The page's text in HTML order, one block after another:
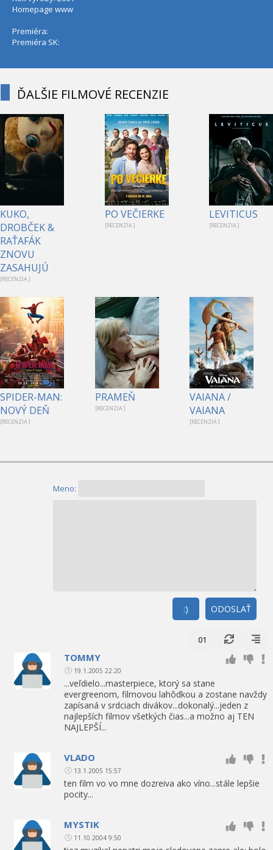
Homepage www
Premiéra:
Premiéra SK:
ĎALŠIE FILMOVÉ RECENZIE
KUKO,
DROBČEK &
RAŤAFÁK
ZNOVU
ZASAHUJÚ
[RECENZIA ]
PO VEČIERKE
[RECENZIA ]
LEVITICUS
[RECENZIA ]
1
SPIDER-MAN:
NOVÝ DEŇ
[RECENZIA ]
PRAMEŇ
[RECENZIA ]
VAIANA /
VAIANA
[RECENZIA ]
Meno:
ODOSLAŤ
:)
01
TOMMY
19.1.2005 22:20
...veľdielo...masterpiece, ktorý sa stane
evergreenom, filmovou lahôdkou a zostane navždy
zapísaná v srdciach divákov...dokonalý...jeden z
najlepších filmov všetkých čias...a možno aj TEN
NAJLEPŠÍ...
VLADO
13.1.2005 15:57
ten film vo vo mne dozreiva ako víno...stále lepšie
pocity...
MYSTIK
11.10.2004 9:50